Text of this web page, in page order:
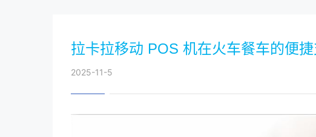
拉卡拉移动 POS 机在火车餐车的便
2025-11-5